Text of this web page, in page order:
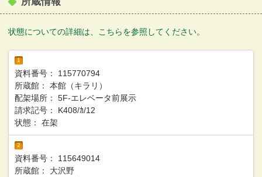
状態についての詳細は、こちらを参照してください。
1
資料番号：
115770794
所蔵館：
本館（キラリ）
配架場所：
5F-エレベータ前展示
請求記号：
K408/ｶ/12
状態：
在架
2
資料番号：
115649014
所蔵館：
大沢野